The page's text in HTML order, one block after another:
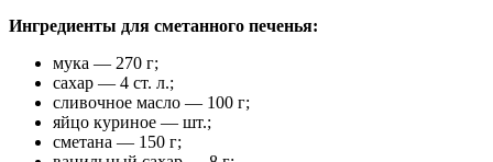
Ингредиенты для сметанного печенья:
мука — 270 г;
сахар — 4 ст. л.;
сливочное масло — 100 г;
яйцо куриное — шт.;
сметана — 150 г;